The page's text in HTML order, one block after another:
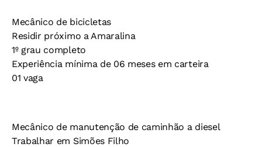
Mecânico de bicicletas
Residir próximo a Amaralina
1º grau completo
Experiência mínima de 06 meses em carteira
01 vaga
Mecânico de manutenção de caminhão a diesel
Trabalhar em Simões Filho